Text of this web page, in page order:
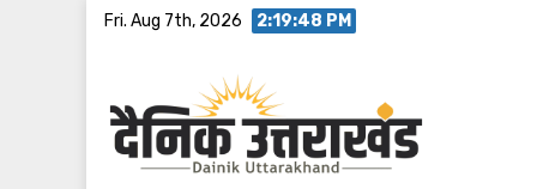
Fri. Aug 7th, 2026 2:19:49 PM